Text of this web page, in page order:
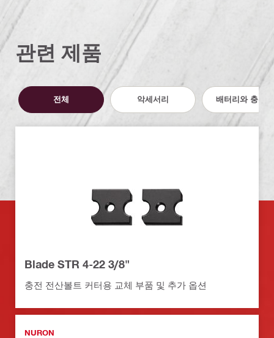
관련 제품
전체 악세서리 배터리와 충전기
Blade STR 4-22 3/8"
충전 전산볼트 커터용 교체 부품 및 추가 옵션
NURON